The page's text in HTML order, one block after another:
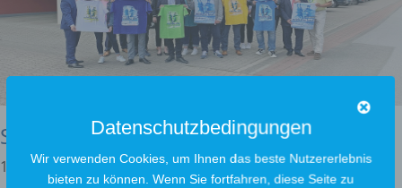
Sponsoring beim 17. Widufix-Lauf
12. Juli 2022
Datenschutzbedingungen
Wir verwenden Cookies, um Ihnen das beste Nutzererlebnis
bieten zu können. Wenn Sie fortfahren, diese Seite zu